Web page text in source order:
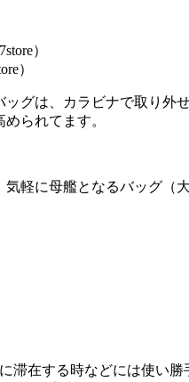
）
グは、カラビナで取り
られてます。
軽に母艦となるバッグ
在する時などには使い